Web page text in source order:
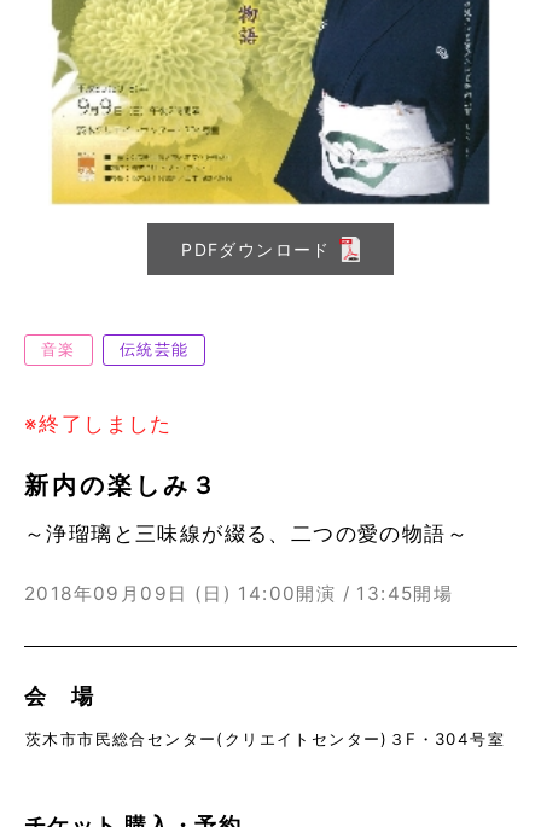
PDFダウンロード
音楽 伝統芸能
※終了しました
新内の楽しみ３
～浄瑠璃と三味線が綴る、二つの愛の物語～
2018年09月09日 (日) 14:00開演 / 13:45開場
会 場
茨木市市民総合センター(クリエイトセンター)３F・304号室